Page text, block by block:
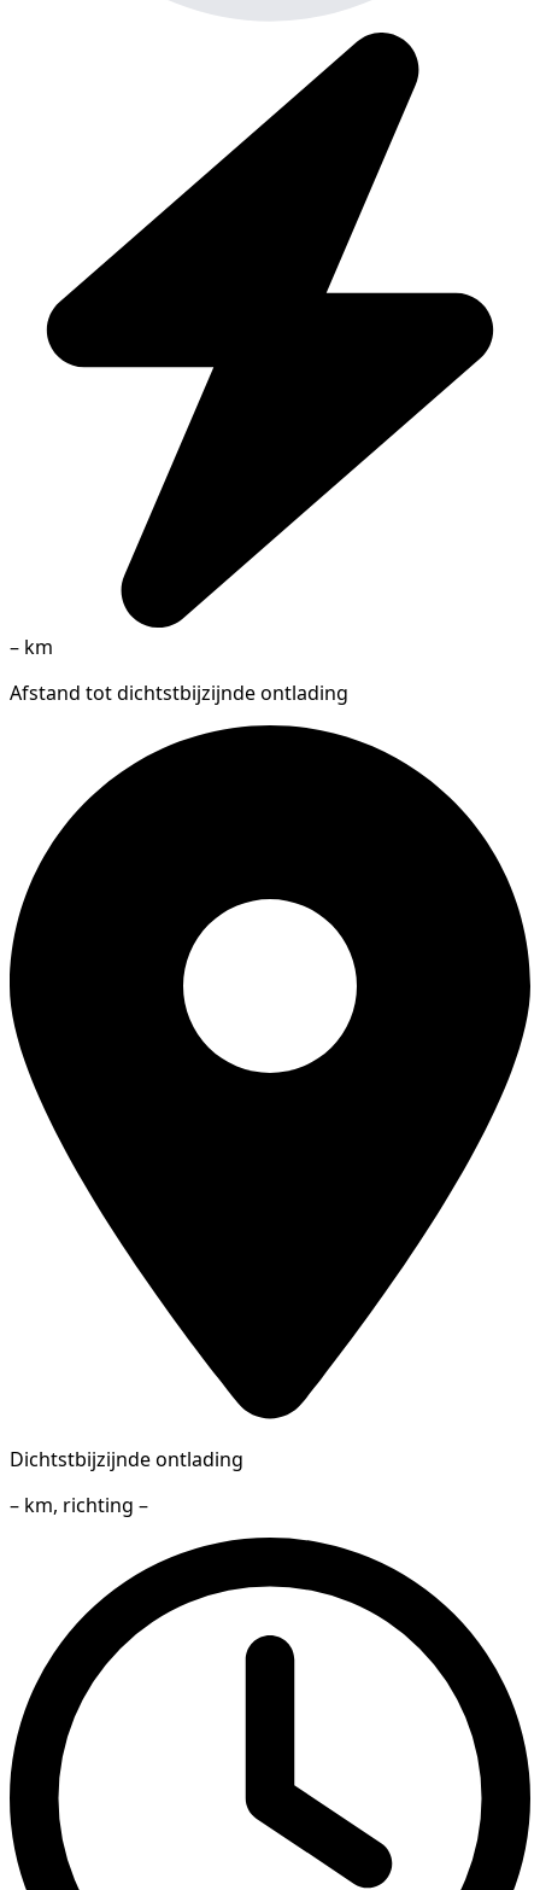
– km
Afstand tot dichtstbijzijnde ontlading
Dichtstbijzijnde ontlading
– km, richting –